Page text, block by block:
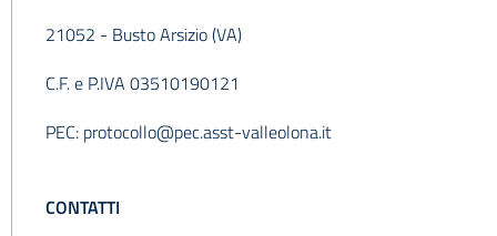
21052 - Busto Arsizio (VA)
C.F. e P.IVA 03510190121
PEC: protocollo@pec.asst-valleolona.it
CONTATTI